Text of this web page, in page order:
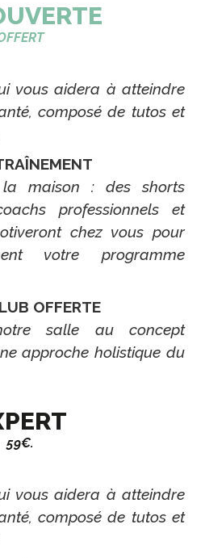
vous aidera à atteindre
composé de tutos et
la maison : des shorts
professionnels et
chez vous pour
votre programme
OFFERTE
salle au concept
approche holistique du
59€.
vous aidera à atteindre
composé de tutos et